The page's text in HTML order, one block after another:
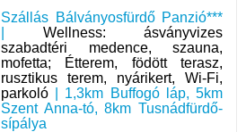
Szállás Bálványosfürdő Panzió***
Wellness: ásványvizes
szabadtéri medence, szauna,
mofetta; Étterem, födött terasz,
rusztikus terem, nyárikert, Wi-Fi,
parkoló | 1,3km Buffogó láp, 5km
Szent Anna-tó, 8km Tusnádfürdő-
sípálya